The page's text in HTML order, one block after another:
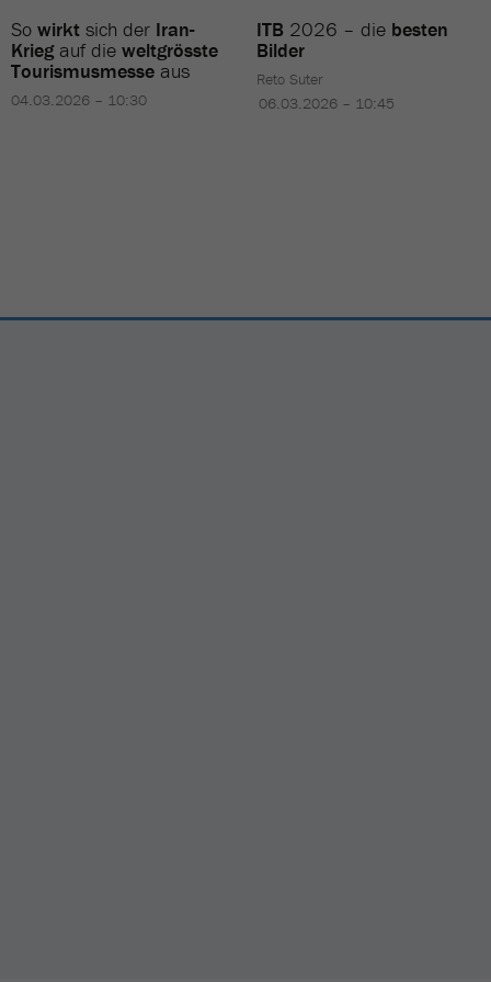
So wirkt sich der Iran-
Kriegauf die weltgrösste
Tourismusmesse aus
04.03.2026 – 10:30
ITB 2026 – die besten
Bilder
Reto Suter
06.03.2026 – 10:45